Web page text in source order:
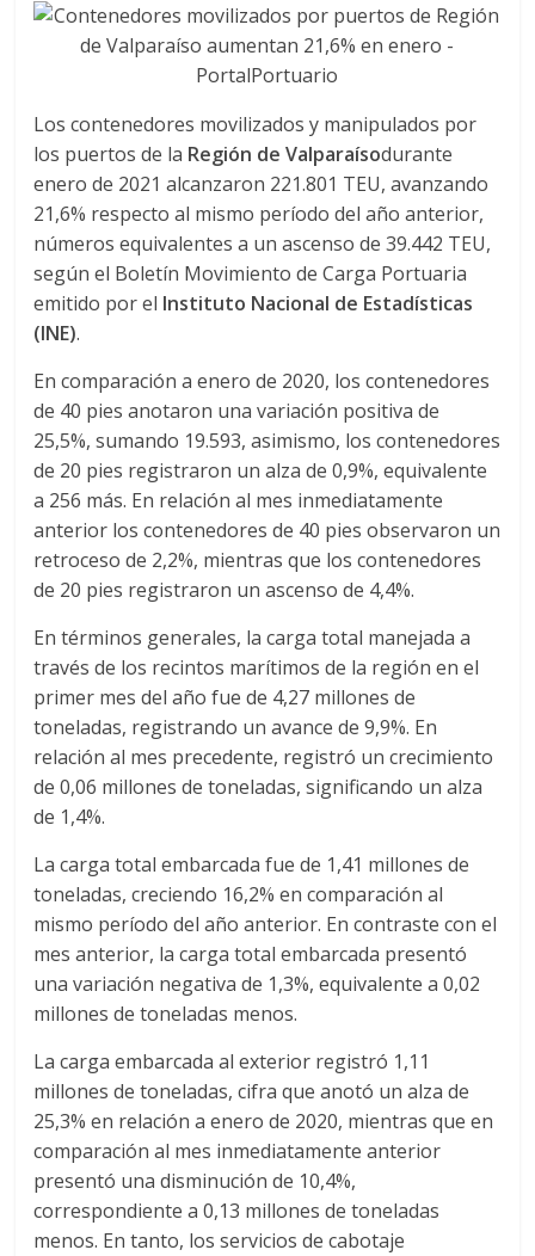
a
–
T
r
a
n
s
p
o
r
t
e
d
e
E
q
u
Los contenedores movilizados y manipulados por
los puertos de la Región de Valparaísodurante
enero de 2021 alcanzaron 221.801 TEU, avanzando
21,6% respecto al mismo período del año anterior,
números equivalentes a un ascenso de 39.442 TEU,
según el Boletín Movimiento de Carga Portuaria
emitido por el Instituto Nacional de Estadísticas
(INE).
En comparación a enero de 2020, los contenedores
de 40 pies anotaron una variación positiva de
25,5%, sumando 19.593, asimismo, los contenedores
de 20 pies registraron un alza de 0,9%, equivalente
a 256 más. En relación al mes inmediatamente
anterior los contenedores de 40 pies observaron un
retroceso de 2,2%, mientras que los contenedores
de 20 pies registraron un ascenso de 4,4%.
En términos generales, la carga total manejada a
través de los recintos marítimos de la región en el
primer mes del año fue de 4,27 millones de
toneladas, registrando un avance de 9,9%. En
relación al mes precedente, registró un crecimiento
de 0,06 millones de toneladas, significando un alza
de 1,4%.
La carga total embarcada fue de 1,41 millones de
toneladas, creciendo 16,2% en comparación al
mismo período del año anterior. En contraste con el
mes anterior, la carga total embarcada presentó
una variación negativa de 1,3%, equivalente a 0,02
millones de toneladas menos.
La carga embarcada al exterior registró 1,11
millones de toneladas, cifra que anotó un alza de
25,3% en relación a enero de 2020, mientras que en
comparación al mes inmediatamente anterior
presentó una disminución de 10,4%,
correspondiente a 0,13 millones de toneladas
menos. En tanto, los servicios de cabotaje